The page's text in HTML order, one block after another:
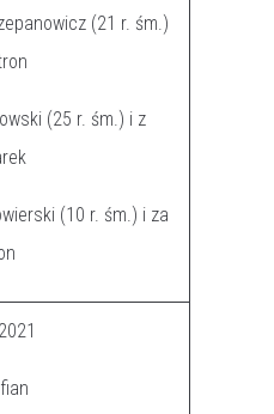
(21 r. śm.)
(25 r. śm.) i z
(10 r. śm.) i za